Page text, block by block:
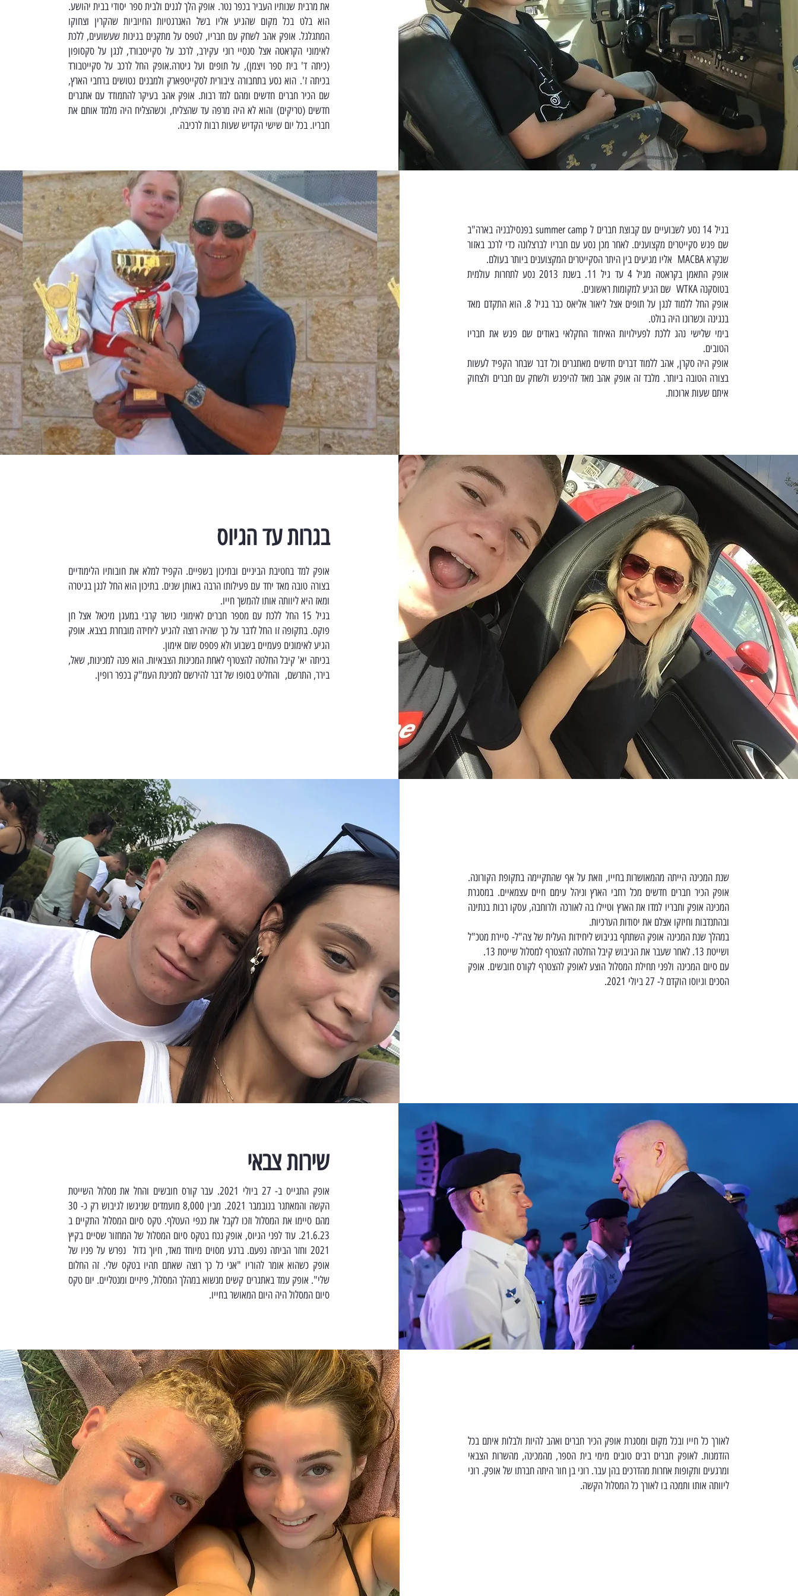
את מרבית שנותיו העביר בכפר נטר. אופק הלך לגנים ולבית ספר יסודי בבית יהושע.
הוא בלט בכל מקום שהגיע אליו בשל האנרגטיות החיוביות שהקרין וצחוקו
המתגלגל. אופק אהב לשחק עם חבריו, לטפס על מתקנים בגינות שעשועים, ללכת
לאימוני הקראטה אצל סנסיי רוני עקירב, לרכב על סקייטבורד, לנגן על סקסופון
(כיתה ד' בית ספר ויצמן), על תופים ועל גיטרה.אופק החל לרכב על סקייטבורד
בכיתה ז'. הוא נסע בתחבורה ציבורית לסקייטפארק ולמבנים נטושים ברחבי הארץ,
שם הכיר חברים חדשים ומהם למד רבות. אופק אהב בעיקר להתמודד עם אתגרים
חדשים (טריקים) והוא לא היה מרפה עד שהצליח, וכשהצליח היה מלמד אותם את
חבריו. בכל יום שישי הקדיש שעות רבות לרכיבה.
בגיל 14 נסע לשבועיים עם קבוצת חברים ל summer camp בפנסילבניה בארה"ב
שם פגש סקייטרים מקצוענים. לאחר מכן נסע עם חבריו לברצלונה כדי לרכב באזור
שנקרא MACBA אליו מגיעים בין היתר הסקייטרים המקצוענים ביותר בעולם.
אופק התאמן בקראטה מגיל 4 עד גיל 11. בשנת 2013 נסע לתחרות עולמית
בטוסקנה WTKA שם הגיע למקומות ראשונים.
אופק החל ללמוד לנגן על תופים אצל ליאור אליאס כבר בגיל 8. הוא התקדם מאד
בנגינה וכשרונו היה בולט.
בימי שלישי נהג ללכת לפעילויות האיחוד החקלאי באודים שם פגש את חבריו
הטובים.
אופק היה סקרן, אהב ללמוד דברים חדשים מאתגרים וכל דבר שבחר הקפיד לעשות
בצורה הטובה ביותר. מלבד זה אופק אהב מאד להיפגש ולשחק עם חברים ולצחוק
איתם שעות ארוכות.
בגרות עד הגיוס
אופק למד בחטיבת הביניים ובתיכון בשפיים. הקפיד למלא את חובותיו הלימודיים
בצורה טובה מאד יחד עם פעילותו הרבה באותן שנים. בתיכון הוא החל לנגן בגיטרה
ומאז היא ליוותה אותו להמשך חייו.
בגיל 15 החל ללכת עם מספר חברים לאימוני כושר קרבי במעגן מיכאל אצל חן
פוקס. בתקופה זו החל לדבר על כך שהיה רוצה להגיע ליחידה מובחרת בצבא. אופק
הגיע לאימונים פעמיים בשבוע ולא פספס שום אימון.
בכיתה יא' קיבל החלטה להצטרף לאחת המכינות הצבאיות. הוא פנה למכינות, שאל,
בירר, התרשם, והחליט בסופו של דבר להירשם למכינת העמ"ק בכפר רופין.
שנת המכינה הייתה מהמאושרות בחייו, וזאת על אף שהתקיימה בתקופת הקורונה.
אופק הכיר חברים חדשים מכל רחבי הארץ וניהל עימם חיים עצמאיים. במסגרת
המכינה אופק וחבריו למדו את הארץ וטיילו בה לאורכה ולרוחבה, עסקו רבות בנתינה
ובהתנדבות וחיזקו אצלם את יסודות הערכיות.
במהלך שנת המכינה אופק השתתף בגיבוש ליחידות העלית של צה"ל- סיירת מטכ"ל
ושייטת 13. לאחר שעבר את הגיבוש קיבל החלטה להצטרף למסלול שייטת 13.
עם סיום המכינה ולפני תחילת המסלול הוצע לאופק להצטרף לקורס חובשים. אופק
הסכים וגיוסו הוקדם ל- 27 ביולי 2021.
שירות צבאי
אופק התגייס ב- 27 ביולי 2021. עבר קורס חובשים והחל את מסלול השייטת
הקשה והמאתגר בנובמבר 2021. מבין 8,000 מועמדים שניגשו לגיבוש רק כ- 30
מהם סיימו את המסלול וזכו לקבל את כנפי העטלף. טקס סיום המסלול התקיים ב
21.6.23. עוד לפני הגיוס, אופק נכח בטקס סיום המסלול של המחזור שסיים בקיץ
2021 וחזר הביתה נפעם. ברגע מסוים מיוחד מאד, חיוך גדול נפרש על פניו של
אופק כשהוא אומר להוריו "אני כל כך רוצה שאתם תהיו בטקס שלי. זה החלום
שלי". אופק עמד באתגרים קשים מנשוא במהלך המסלול, פיזיים ומנטליים. יום טקס
סיום המסלול היה היום המאושר בחייו.
לאורך כל חייו ובכל מקום ומסגרת אופק הכיר חברים ואהב להיות ולבלות איתם בכל
הזדמנות. לאופק חברים רבים טובים מימי בית הספר, מהמכינה, מהשרות הצבאי
ומרגעים ותקופות אחרות מהדרכים בהן עבר. רוני בן חור היתה חברתו של אופק. רוני
ליוותה אותו ותמכה בו לאורך כל המסלול הקשה.